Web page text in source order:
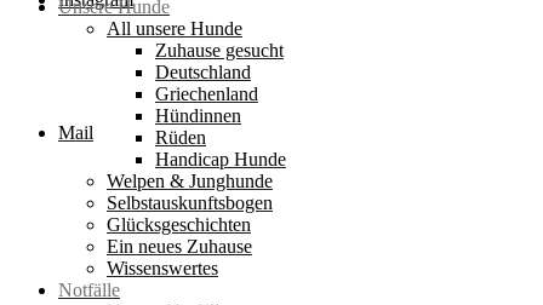
Mail
Unsere Hunde
All unsere Hunde
Zuhause gesucht
Deutschland
Griechenland
Hündinnen
Rüden
Handicap Hunde
Welpen & Junghunde
Selbstauskunftsbogen
Glücksgeschichten
Ein neues Zuhause
Wissenswertes
Notfälle